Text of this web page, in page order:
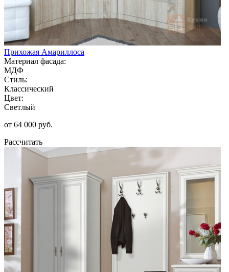
Прихожая Амариллоса
Материал фасада:
МДФ
Стиль:
Классический
Цвет:
Светлый
от 64 000 руб.
Рассчитать